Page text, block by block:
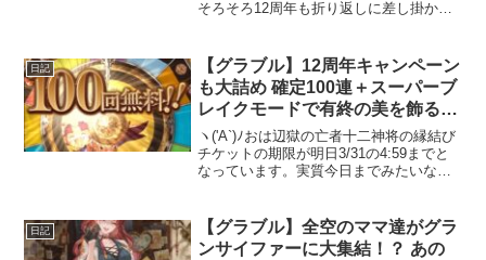
そろそろ12周年も折り返しに差し掛かろ
は・・・早々にランサー・オリジンを
育...
日記
【グラブル】12周年キャンペーン
も大詰め 確定100連＋スーパーブ
レイクモードで有終の美を飾るこ
とが出来る・・・のか？
ヽ('A`)ﾉおは辺獄の亡者十二神将の縁結び
チケットの期限が明日3/31の4:59までと
なっています。実質今日までみたいなも
ベント「襲来！ グランサイファー参観！
～団...
日記
【グラブル】全空のママ達がグラ
ンサイファーに大集結！？ あの